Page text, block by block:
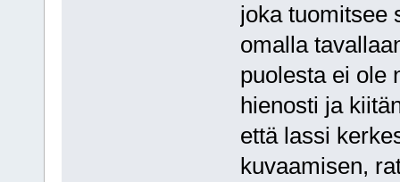
joka tuomitsee
omalla
puolesta ei ole
hienosti ja
että lassi
kuvaamisen,